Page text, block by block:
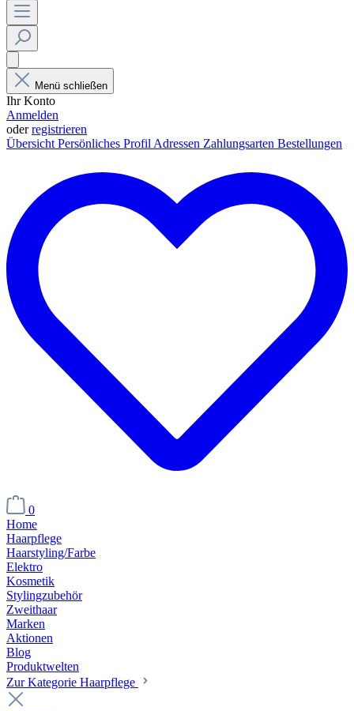
Menü schließen
Ihr Konto
Anmelden
oderregistrieren
Übersicht Persönliches Profil Adressen Zahlungsarten Bestellungen
0
Home
Haarpflege
Haarstyling/Farbe
Elektro
Kosmetik
Stylingzubehör
Zweithaar
Marken
Aktionen
Blog
Produktwelten
Zur Kategorie Haarpflege